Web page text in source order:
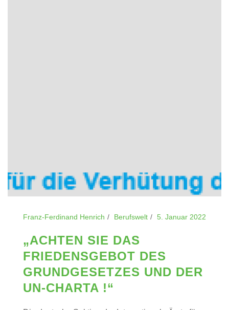
Franz-Ferdinand Henrich Berufswelt 5. Januar 2022
„ACHTEN SIE DAS
FRIEDENSGEBOT DES
GRUNDGESETZES UND DER
UN-CHARTA !“